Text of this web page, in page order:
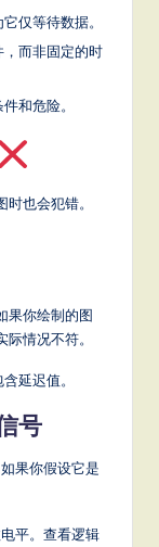
仅等待数据。
而非固定的时
和危险。
也会犯错。
果你绘制的图
情况不符。
延迟值。
号
果你假设它是
平。查看逻辑